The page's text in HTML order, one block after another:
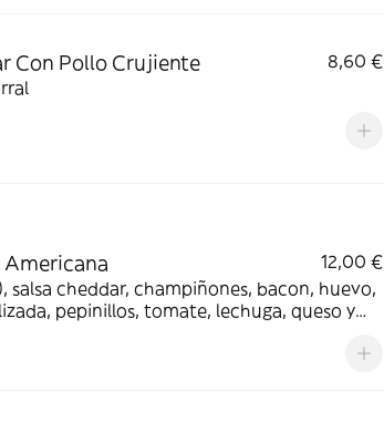
Con Pollo Crujiente
8,60 €
Americana
12,00 €
salsa cheddar, champiñones, bacon, huevo,
pepinillos, tomate, lechuga, queso y